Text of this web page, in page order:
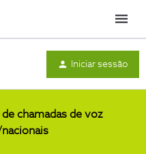
Menu
Iniciar sessão
chamadas de voz